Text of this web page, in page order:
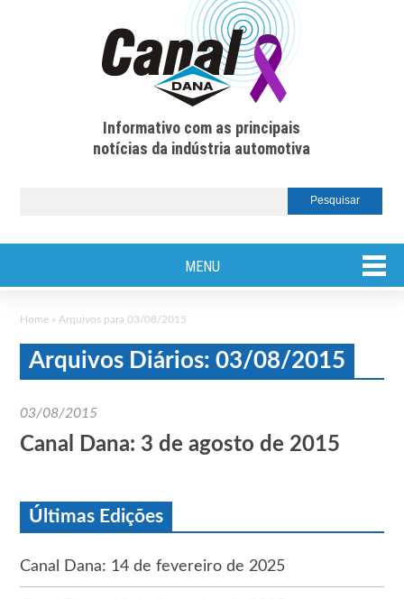
Informativo com as principais
notícias da indústria automotiva
MENU
Home » Arquivos para 03/08/2015
Arquivos Diários: 03/08/2015
03/08/2015
Canal Dana: 3 de agosto de 2015
Últimas Edições
Canal Dana: 14 de fevereiro de 2025